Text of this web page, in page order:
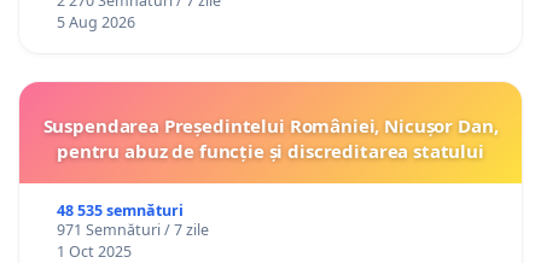
5 Aug 2026
Suspendarea Președintelui României, Nicușor Dan,
pentru abuz de funcție și discreditarea statului
48 535 semnături
971 Semnături / 7 zile
1 Oct 2025